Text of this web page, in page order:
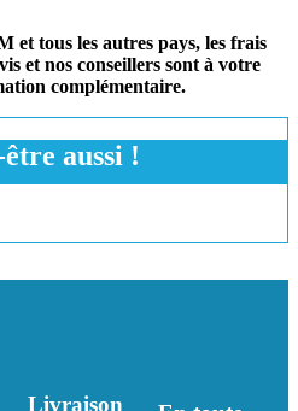
et tous les autres pays, les frais
et nos conseillers sont à votre
complémentaire.
aussi !
Livraison